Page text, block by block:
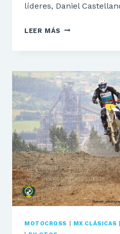
líderes, Daniel
LEER MÁS ARLOS
LA
CITA
DEL
CA
DE
MX
CLASICAS
MOTOCROSS MX CLÁSICAS